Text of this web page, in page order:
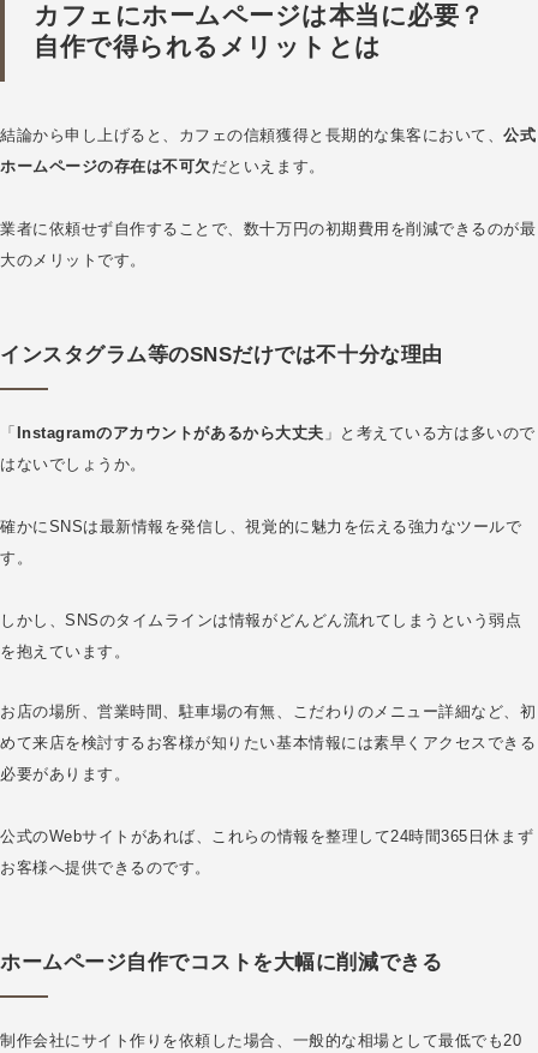
カフェにホームページは本当に必要？
自作で得られるメリットとは
結論から申し上げると、カフェの信頼獲得と長期的な集客において、公式
ホームページの存在は不可欠 だといえます。
業者に依頼せず自作することで、数十万円の初期費用を削減できるのが最
大のメリットです。
インスタグラム等のSNSだけでは不十分な理由
「 Instagramのアカウントがあるから大丈夫 」と考えている方は多いので
はないでしょうか。
確かにSNSは最新情報を発信し、視覚的に魅力を伝える強力なツールで
す。
しかし、SNSのタイムラインは情報がどんどん流れてしまうという弱点
を抱えています。
お店の場所、営業時間、駐車場の有無、こだわりのメニュー詳細など、初
めて来店を検討するお客様が知りたい基本情報には素早くアクセスできる
必要があります。
公式のWebサイトがあれば、これらの情報を整理して24時間365日休まず
お客様へ提供できるのです。
ホームページ自作でコストを大幅に削減できる
制作会社にサイト作りを依頼した場合、一般的な相場として最低でも20